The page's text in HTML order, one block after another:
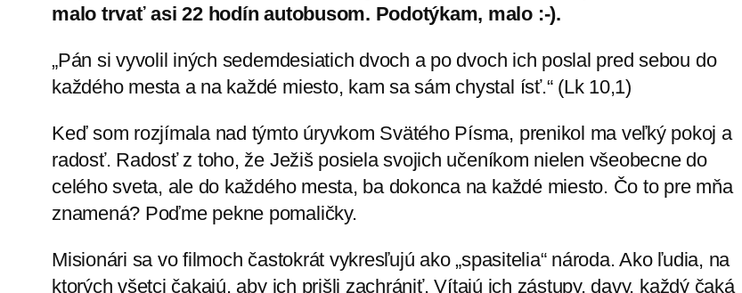
malo trvať asi 22 hodín autobusom. Podotýkam, malo :-).
„Pán si vyvolil iných sedemdesiatich dvoch a po dvoch ich poslal pred sebou do
každého mesta a na každé miesto, kam sa sám chystal ísť.“ (Lk 10,1)
Keď som rozjímala nad týmto úryvkom Svätého Písma, prenikol ma veľký pokoj a
radosť. Radosť z toho, že Ježiš posiela svojich učeníkom nielen všeobecne do
celého sveta, ale do každého mesta, ba dokonca na každé miesto. Čo to pre mňa
znamená? Poďme pekne pomaličky.
Misionári sa vo filmoch častokrát vykresľujú ako „spasitelia“ národa. Ako ľudia, na
ktorých všetci čakajú, aby ich prišli zachrániť. Vítajú ich zástupy, davy, každý čaká